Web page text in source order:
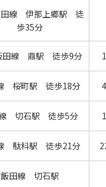
田線 伊那上郷駅 徒
歩35分
田線 鼎駅 徒歩9分
桜町駅 徒歩18分
切石駅 徒歩5分
駄科駅 徒歩21分
飯田線 切石駅